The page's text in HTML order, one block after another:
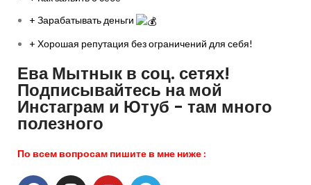
+ Зарабатывать деньги
+ Хорошая репутация без ограничений для себя!
Ева Мытнык в соц. сетях!
Подписывайтесь на мой
Инстаграм и Ютуб - там много
полезного
По всем вопросам пишите в мне ниже :